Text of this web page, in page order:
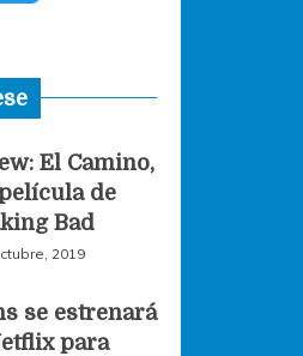
i
t
t
El Camino,
de
Bad
2019
se estrenará
para